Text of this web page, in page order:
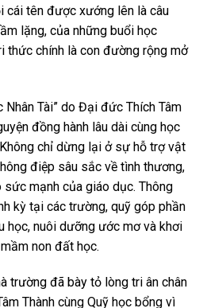
cái tên được xướng lên là câu
lặng, của những buổi học
thức chính là con đường rộng mở
Nhân Tài” do Đại đức Thích Tâm
đồng hành lâu dài cùng học
chỉ dừng lại ở sự hỗ trợ vật
điệp sâu sắc về tình thương,
mạnh của giáo dục. Thông
kỳ tại các trường, quỹ góp phần
học, nuôi dưỡng ước mơ và khơi
non đất học.
trường đã bày tỏ lòng tri ân chân
Thành cùng Quỹ học bổng vì